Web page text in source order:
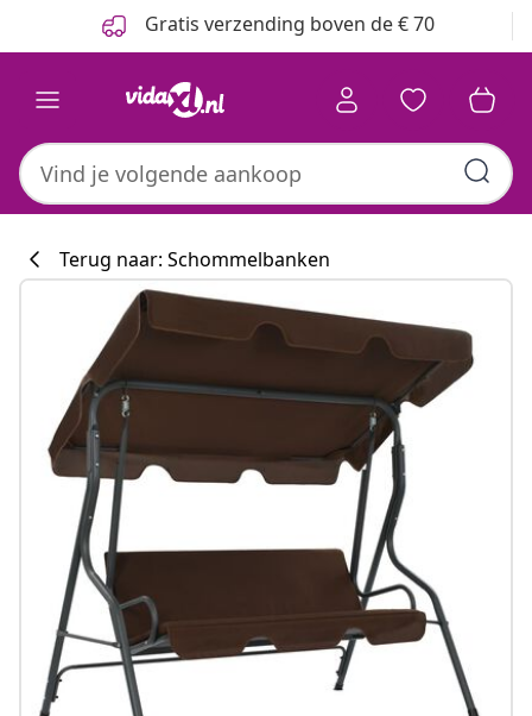
Gratis verzending boven de € 70
Terug naar: Schommelbanken